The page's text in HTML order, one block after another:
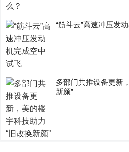
“筋斗云”高速冲压发
多部门共推设备更新
新颜”